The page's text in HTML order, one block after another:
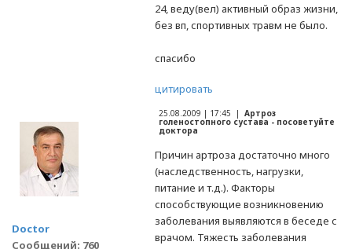
24, веду(вел) активный образ жизни,
без вп, спортивных травм не было.
спасибо
Doctor
Сообщений: 760
цитировать
25.08.2009 | 17:45 | Артроз
голеностопного сустава - посоветуйте
доктора
Причин артроза достаточно много
(наследственность, нагрузки,
питание и т.д.). Факторы
способствующие возникновению
заболевания выявляются в беседе с
врачом. Тяжесть заболевания